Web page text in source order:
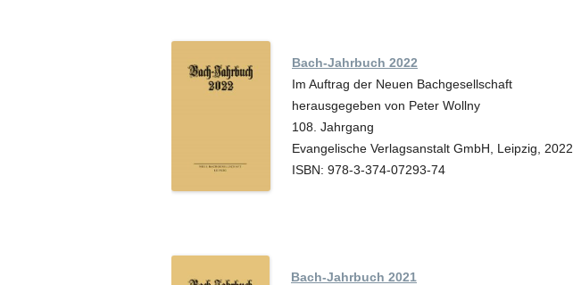
Bach-Jahrbuch 2022
Im Auftrag der Neuen Bachgesellschaft
herausgegeben von Peter Wollny
108. Jahrgang
Evangelische Verlagsanstalt GmbH, Leipzig, 2022
ISBN: 978-3-374-07293-74
Bach-Jahrbuch 2021